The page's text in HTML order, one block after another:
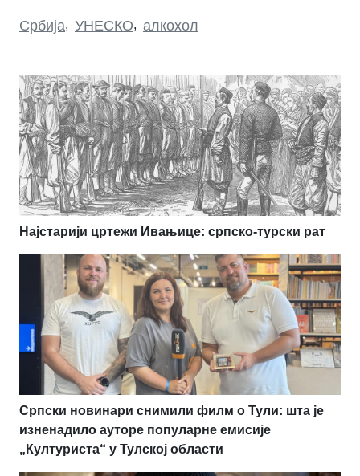
Србија, УНЕСКО, алкохол
Најстарији цртежи Ивањице: српско-турски рат
Српски новинари снимили филм о Тули: шта је
изненадило ауторе популарне емисије
„Културиста“ у Тулској области